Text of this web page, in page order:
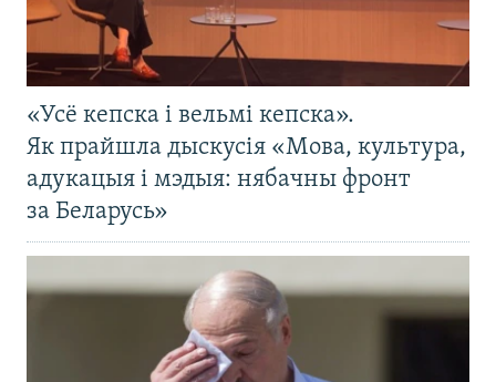
«Усё кепска і вельмі кепска».
Як прайшла дыскусія «Мова, культура,
адукацыя і мэдыя: нябачны фронт
за Беларусь»